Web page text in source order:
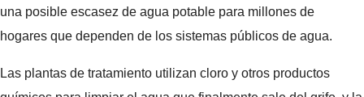
una posible escasez de agua potable para millones de
hogares que dependen de los sistemas públicos de agua.
Las plantas de tratamiento utilizan cloro y otros productos